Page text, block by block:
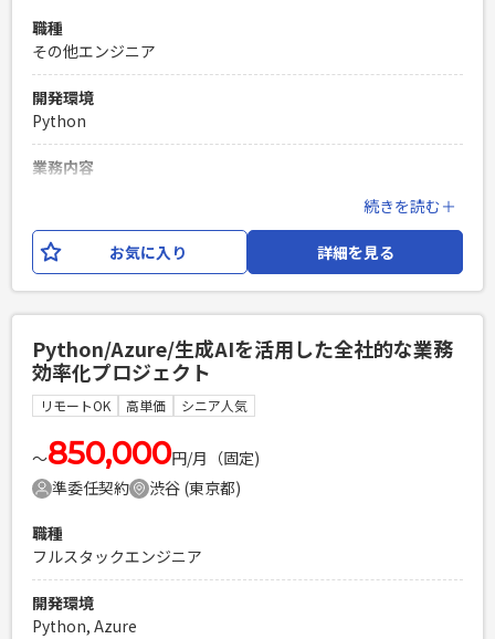
ETLパイプラインの実装（データバリデーション含む） ・タ
スクスケジューラーを用いたバッチ実行の仕組み構築 ・ログ
出力機能の設計、実装 ・DSが開発したモデルロジックのパイ
プラインへの統合 ・結合テスト、負荷検証 フェーズ3：テス
ト、納品 ・UAT中の不具合修正、再配置 ・操作マニュアルの
作成 ・納品用パッケージの梱包 ・変換仕様書、アプリケーシ
ョン仕様書の作成
[技術スキル] ・Pythonでの開発実務経験（2年以上目安） ・
Windows Server環境での開発、運用経験 ・バッチ処理の構築
経験 ・Windows固有のファイルパス、文字コード、権限管理
への理解 ・ETLパイプラインの設計、実装経験 ・CSVを中心
としたデータの抽出、変換、格納処理 ・データバリデーショ
ン、エラーハンドリングの設計 ・バッチ処理のログ設計、実
装経験（実行履歴の追跡可能性を担保できること） [ソフトス
キル] ・データサイエンティストとの協業経験（モデルロジッ
ティ部門との技術的な折衝、調整ができるコミュニケーショ
ン力 ・ドキュメント作成能力（仕様書、マニュアル等の納品
物）
PHPを用いたWebサービスの開発経験4年以上
Laravelを用いた開発経験1年以上
エンジニア複数人のチームでの開発経験
職種
その他エンジニア
開発環境
Python
業務内容
アを募集。 クラウド技術を活用したシステム開発やプロジェ
クト推進経験をお持ちの方を歓迎します。 【募集職種】 • AI
エンジニア（Pythonによる開発） 【業務内容】 ・Pythonを
築・運用 ・プロジェクト推進および関係者との調整 ・顧客と
の技術的な打ち合わせ・要件整理
必須スキル
・ソフトウェア開発経験8年以上 ・Pythonによる開発経験 ・
クラウドに関する知識・経験（AWS、Azure、GCP等） ・プ
ロジェクトマネジメント経験 ・ビジネスレベルの英語による
PHPを用いたWebサービスの開発経験4年以上
エンジニア複数人のチームでの開発経験
続きを読む＋
お気に入り 詳細を見る
Python/Azure/生成AIを活用した全社的な業務
効率化プロジェクト
リモートOK 高単価 シニア人気
〜850,000円/月（固定)
準委任契約
渋谷 (東京都)
職種
フルスタックエンジニア
開発環境
Python, Azure